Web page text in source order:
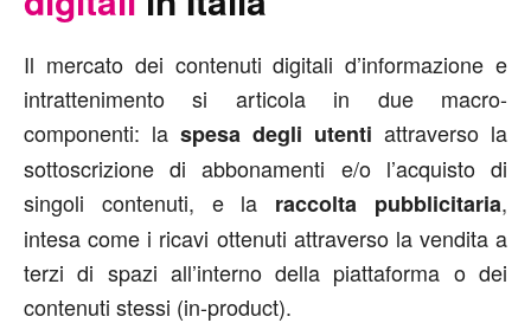
Il mercato dei contenuti digitali d’informazione e
intrattenimento si articola in due macro-
componenti: la spesa degli utenti attraverso la
sottoscrizione di abbonamenti e/o l’acquisto di
singoli contenuti, e la raccolta pubblicitaria,
intesa come i ricavi ottenuti attraverso la vendita a
terzi di spazi all’interno della piattaforma o dei
contenuti stessi (in-product).